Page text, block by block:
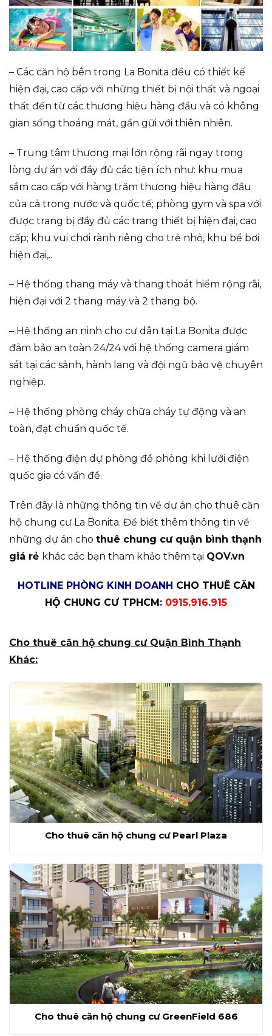
– Các căn hộ bên trong La Bonita đều có thiết kế
hiện đại, cao cấp với những thiết bị nội thất và ngoại
thất đến từ các thương hiệu hàng đầu và có không
gian sống thoáng mát, gần gữi với thiên nhiên.
– Trung tâm thương mại lớn rộng rãi ngay trong
lòng dự án với đầy đủ các tiện ích như: khu mua
sắm cao cấp với hàng trăm thương hiệu hàng đầu
của cả trong nước và quốc tế; phòng gym và spa với
được trang bị đầy đủ các trang thiết bị hiện đại, cao
cấp; khu vui chơi rành riêng cho trẻ nhỏ, khu bể bơi
hiện đại,..
– Hệ thống thang máy và thang thoát hiểm rộng rãi,
hiện đại với 2 thang máy và 2 thang bộ.
– Hệ thống an ninh cho cư dân tại La Bonita được
đảm bảo an toàn 24/24 với hệ thống camera giám
sát tại các sảnh, hành lang và đội ngũ bảo vệ chuyên
nghiệp.
– Hệ thống phòng cháy chữa cháy tự động và an
toàn, đạt chuẩn quốc tế.
– Hệ thống điện dự phòng đề phòng khi lưới điện
quốc gia có vấn đề.
Trên đây là những thông tin về dự án cho thuê căn
hộ chung cư La Bonita. Để biết thêm thông tin về
những dự án cho thuê chung cư quận bình thạnh
giá rẻ khác các bạn tham khảo thêm tại QOV.vn
HOTLINE PHÒNG KINH DOANH CHO THUÊ CĂN
HỘ CHUNG CƯ TPHCM : 0915.916.915
Cho thuê căn hộ chung cư Quận Bình Thạnh
Khác:
Cho thuê căn hộ chung cư Pearl Plaza
Cho thuê căn hộ chung cư GreenField 686